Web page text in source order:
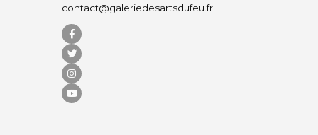
contact@galeriedesartsdufeu.fr